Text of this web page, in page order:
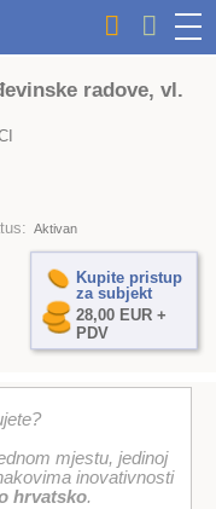
radove, vl.
Aktivan
Kupite pristup
za subjekt
28,00 EUR +
PDV
mjestu, jedinoj
inovativnosti
hrvatsko.